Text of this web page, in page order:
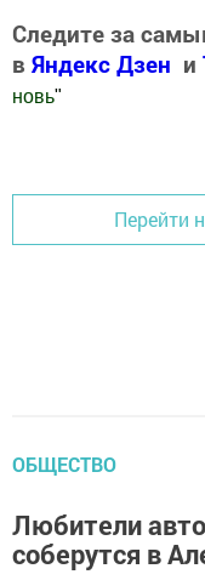
Следите за
в Яндекс Дзен и
новь"
Перейти
ОБЩЕСТВО
Любители
соберутся в